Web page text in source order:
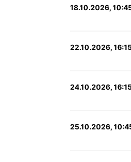
18.10.2026,
22.10.2026,
24.10.2026,
25.10.2026,